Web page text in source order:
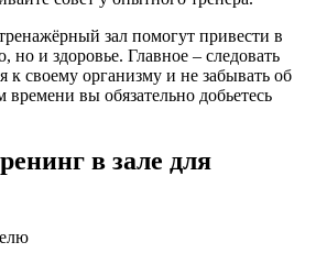
зал помогут привести в
но и здоровье. Главное – следовать
к своему организму и не забывать об
времени вы обязательно добьетесь
в зале для